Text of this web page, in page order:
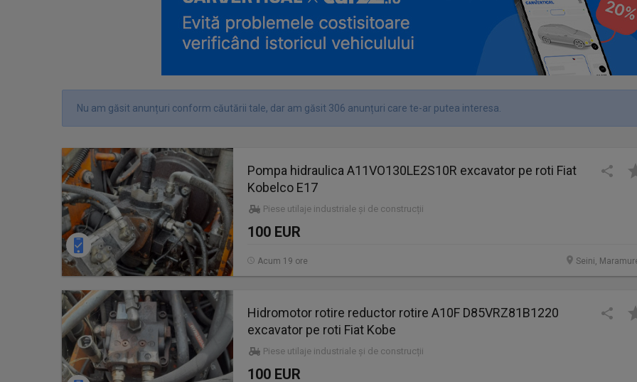
Nu am găsit anunțuri conform căutării tale, dar am găsit 306 anunțuri care te-ar putea interesa.
Pompa hidraulica A11VO130LE2S10R excavator pe roti Fiat
Kobelco E17
Piese utilaje industriale și de construcții
100 EUR
Seini,
Acum 19 ore
Hidromotor rotire reductor rotire A10F D85VRZ81B1220
excavator pe roti Fiat Kobe
Piese utilaje industriale și de construcții
100 EUR